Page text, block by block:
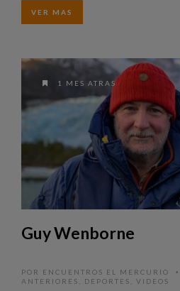
VER MAS
1 MES ATRAS
Guy Wenborne
POR ENCUENTROS EL MERCURIO •
ANTERIORES
DEPORTES VIDEOS